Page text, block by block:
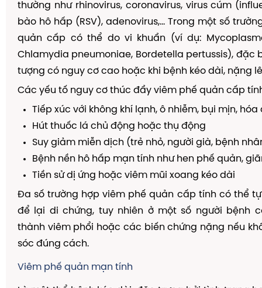
thường như rhinovirus, coronavirus, virus cúm
bào hô hấp (RSV), adenovirus,... Trong một số
quản cấp có thể do vi khuẩn (ví dụ:
Chlamydia pneumoniae, Bordetella pertussis), đặc
tượng có nguy cơ cao hoặc khi bệnh kéo dài, nặng
Các yếu tố nguy cơ thúc đẩy viêm phế quản cấp
Tiếp xúc với không khí lạnh, ô nhiễm, bụi mịn,
Hút thuốc lá chủ động hoặc thụ động
Suy giảm miễn dịch (trẻ nhỏ, người già, bệnh
Bệnh nền hô hấp mạn tính như hen phế quản,
Tiền sử dị ứng hoặc viêm mũi xoang kéo dài
Đa số trường hợp viêm phế quản cấp tính có thể
để lại di chứng, tuy nhiên ở một số người bệnh
thành viêm phổi hoặc các biến chứng nặng nếu
sóc đúng cách.
Viêm phế quản mạn tính